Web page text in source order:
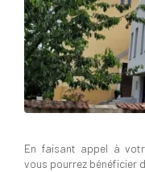
En faisant appel à
vous pourrez bénéficier